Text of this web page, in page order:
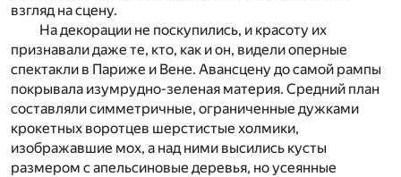
взгляд на сцену.
На декорации не поскупились, и красоту их
признавали даже те, кто, как и он, видели оперные
спектакли в Париже и Вене. Авансцену до самой рампы
покрывала изумрудно-зеленая материя. Средний план
составляли симметричные, ограниченные дужками
крокетных воротцев шерстистые холмики,
изображавшие мох, а над ними высились кусты
размером с апельсиновые деревья, но усеянные